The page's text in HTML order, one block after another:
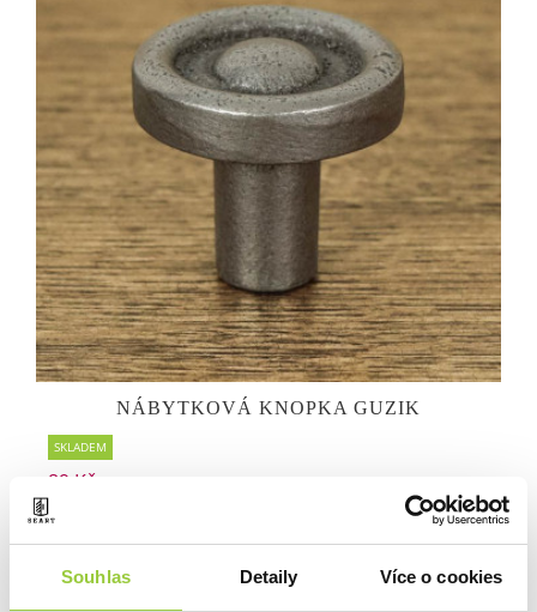
Souhlas Detaily Více o cookies
NÁBYTKOVÁ KNOPKA GUZIK
SKLADEM
89 Kč